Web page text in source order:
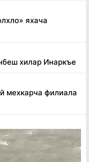
яхача
хилар Инаркъе
мехкарча филиала